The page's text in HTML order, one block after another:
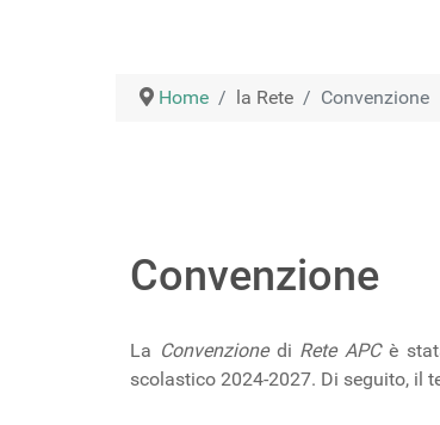
Home la Rete Convenzione
Convenzione
La Convenzionedi Rete APCè
scolastico 2024-2027. Di seguito, il